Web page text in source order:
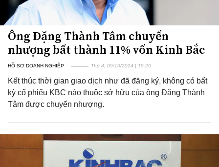
Ông Đặng Thành Tâm chuyển
nhượng bất thành 11% vốn Kinh Bắc
HỒ SƠ DOANH NGHIỆP Thứ 4, 09/10/2024 | 19:20
Kết thúc thời gian giao dịch như đã đăng ký, không có bất
kỳ cổ phiếu KBC nào thuộc sở hữu của ông Đặng Thành
Tâm được chuyển nhượng.